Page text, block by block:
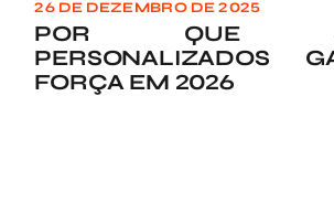
26 DE DEZEMBRO DE 2025
POR QUE
PERSONALIZADOS
FORÇA EM 2026